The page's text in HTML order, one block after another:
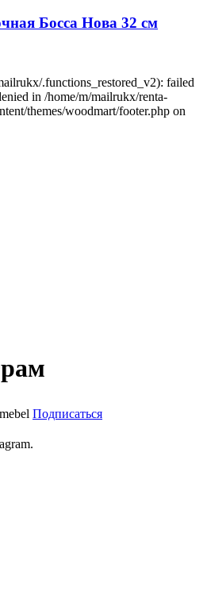
Босса Нова 32 см
.functions_restored_v2): failed
in /home/m/mailrukx/renta-
themes/woodmart/footer.php on
Подписаться